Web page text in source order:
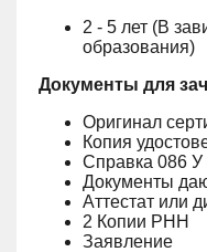
2 - 5 лет (В
образования)
Документы для
Оригинал
Копия
Справка 086
Документы
Аттестат или
2 Копии РНН
Заявление